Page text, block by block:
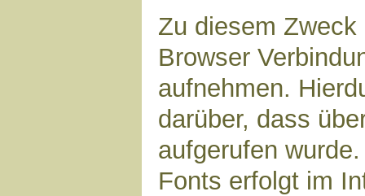
Zu diesem
Browser
aufnehmen.
darüber, dass
aufgerufen
Fonts erfolgt im